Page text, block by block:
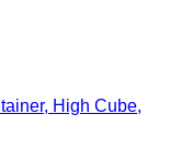
High Cube,